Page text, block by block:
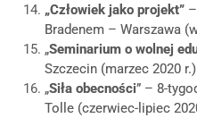
„Człowiek jako projekt”
Bradenem – Warszawa
„Seminarium o wolnej
Szczecin (marzec 2020 r.)
„Siła obecności” – 8-
Tolle (czerwiec-lipiec